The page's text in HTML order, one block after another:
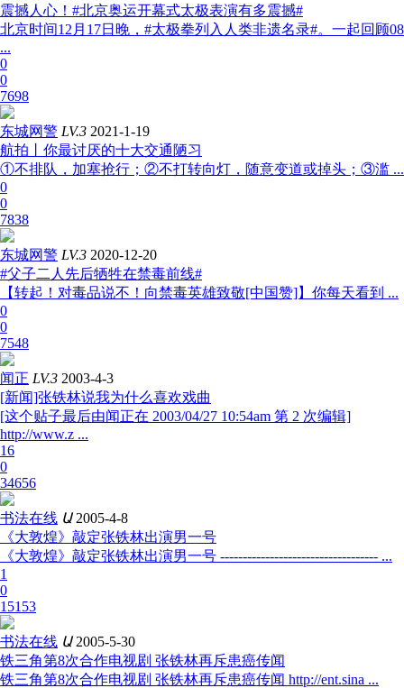
震撼人心！#北京奥运开幕式太极表演有多震撼#
北京时间12月17日晚，#太极拳列入人类非遗名录#。一起回顾08
...
0
0
7698
东城网警 LV.3 2021-1-19
航拍丨你最讨厌的十大交通陋习
①不排队，加塞抢行；②不打转向灯，随意变道或掉头；③滥 ...
0
0
7838
东城网警 LV.3 2020-12-20
#父子二人先后牺牲在禁毒前线#
【转起！对毒品说不！向禁毒英雄致敬[中国赞]】你每天看到 ...
0
0
7548
闻正 LV.3 2003-4-3
[新闻]张铁林说我为什么喜欢戏曲
[这个贴子最后由闻正在 2003/04/27 10:54am 第 2 次编辑]
http://www.z ...
16
0
34656
书法在线 Ա 2005-4-8
《大敦煌》敲定张铁林出演男一号
《大敦煌》敲定张铁林出演男一号 ----------------------------------- ...
1
0
15153
书法在线 Ա 2005-5-30
铁三角第8次合作电视剧 张铁林再斥患癌传闻
铁三角第8次合作电视剧 张铁林再斥患癌传闻 http://ent.sina ...